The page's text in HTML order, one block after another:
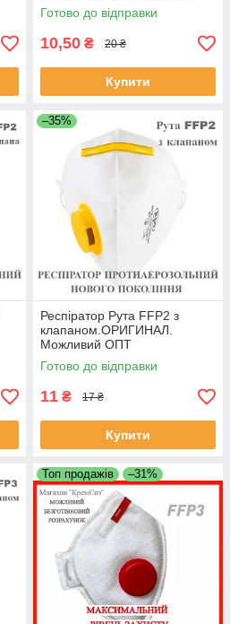
Готово до відправки
10,50 ₴ 20 ₴
Купити
–35%
Респіратор Рута FFP2 з
клапаном.ОРИГИНАЛ.
Можливий ОПТ
Готово до відправки
11 ₴ 17 ₴
Купити
Топ продажів –31%